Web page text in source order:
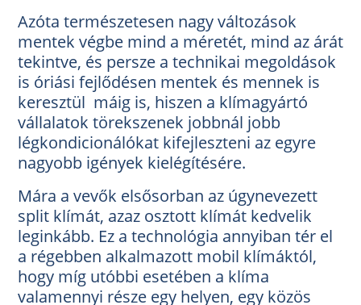
Azóta természetesen nagy változások
mentek végbe mind a méretét, mind az árát
tekintve, és persze a technikai megoldások
is óriási fejlődésen mentek és mennek is
keresztül máig is, hiszen a klímagyártó
vállalatok törekszenek jobbnál jobb
légkondicionálókat kifejleszteni az egyre
nagyobb igények kielégítésére.
Mára a vevők elsősorban az úgynevezett
split klímát, azaz osztott klímát kedvelik
leginkább. Ez a technológia annyiban tér el
a régebben alkalmazott mobil klímáktól,
hogy míg utóbbi esetében a klíma
valamennyi része egy helyen, egy közös